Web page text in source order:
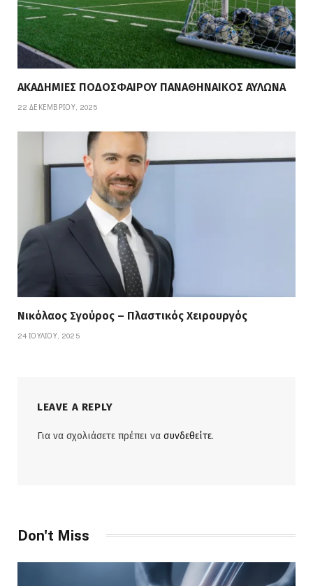
ΑΚΑΔΗΜΙΕΣ ΠΟΔΟΣΦΑΙΡΟΥ ΠΑΝΑΘΗΝΑΙΚΟΣ ΑΥΛΩΝΑ
22 ΔΕΚΕΜΒΡΊΟΥ, 2025
Νικόλαος Σγούρος – Πλαστικός Χειρουργός
24 ΙΟΥΛΊΟΥ, 2025
LEAVE A REPLY
Για να σχολιάσετε πρέπει να συνδεθείτε.
Don't Miss